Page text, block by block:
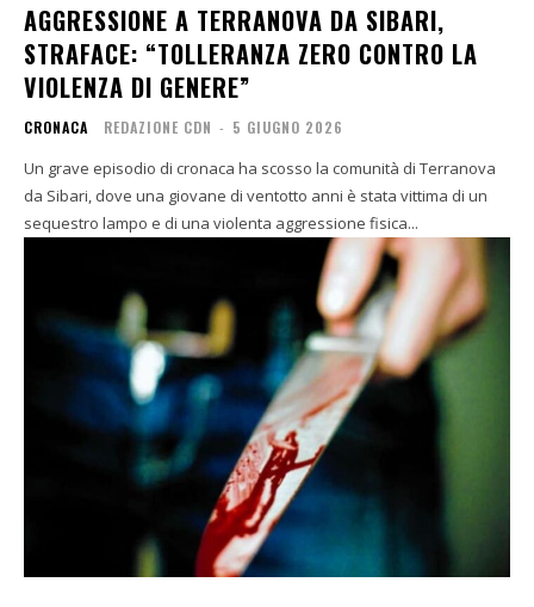
AGGRESSIONE A TERRANOVA DA SIBARI,
STRAFACE: “TOLLERANZA ZERO CONTRO LA
VIOLENZA DI GENERE”
CRONACA REDAZIONE CDN - 5 GIUGNO 2026
Un grave episodio di cronaca ha scosso la comunità di Terranova
da Sibari, dove una giovane di ventotto anni è stata vittima di un
sequestro lampo e di una violenta aggressione fisica...